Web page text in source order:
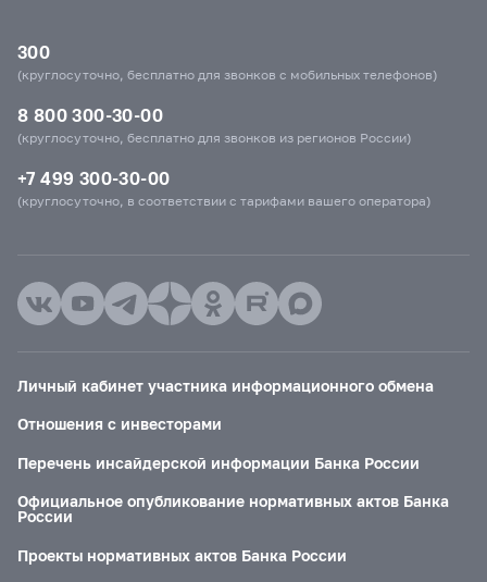
300
(круглосуточно, бесплатно для звонков с мобильных телефонов)
8 800 300-30-00
(круглосуточно, бесплатно для звонков из регионов России)
+7 499 300-30-00
(круглосуточно, в соответствии с тарифами вашего оператора)
Личный кабинет участника информационного обмена
Отношения с инвесторами
Перечень инсайдерской информации Банка России
Официальное опубликование нормативных актов Банка
России
Проекты нормативных актов Банка России